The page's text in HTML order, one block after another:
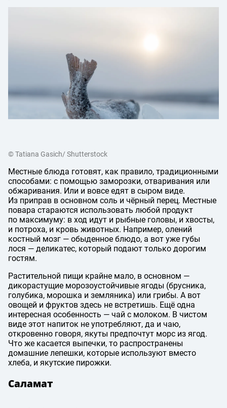
© Tatiana Gasich/ Shutterstock
Местные блюда готовят, как правило, традиционными
способами: с помощью заморозки, отваривания или
обжаривания. Или и вовсе едят в сыром виде.
Из приправ в основном соль и чёрный перец. Местные
повара стараются использовать любой продукт
по максимуму: в ход идут и рыбные головы, и хвосты,
и потроха, и кровь животных. Например, олений
костный мозг — обыденное блюдо, а вот уже губы
лося — деликатес, который подают только дорогим
гостям.
Растительной пищи крайне мало, в основном —
дикорастущие морозоустойчивые ягоды (брусника,
голубика, морошка и земляника) или грибы. А вот
овощей и фруктов здесь не встретишь. Ещё одна
интересная особенность — чай с молоком. В чистом
виде этот напиток не употребляют, да и чаю,
откровенно говоря, якуты предпочтут морс из ягод.
Что же касается выпечки, то распространены
домашние лепешки, которые используют вместо
хлеба, и якутские пирожки.
Саламат